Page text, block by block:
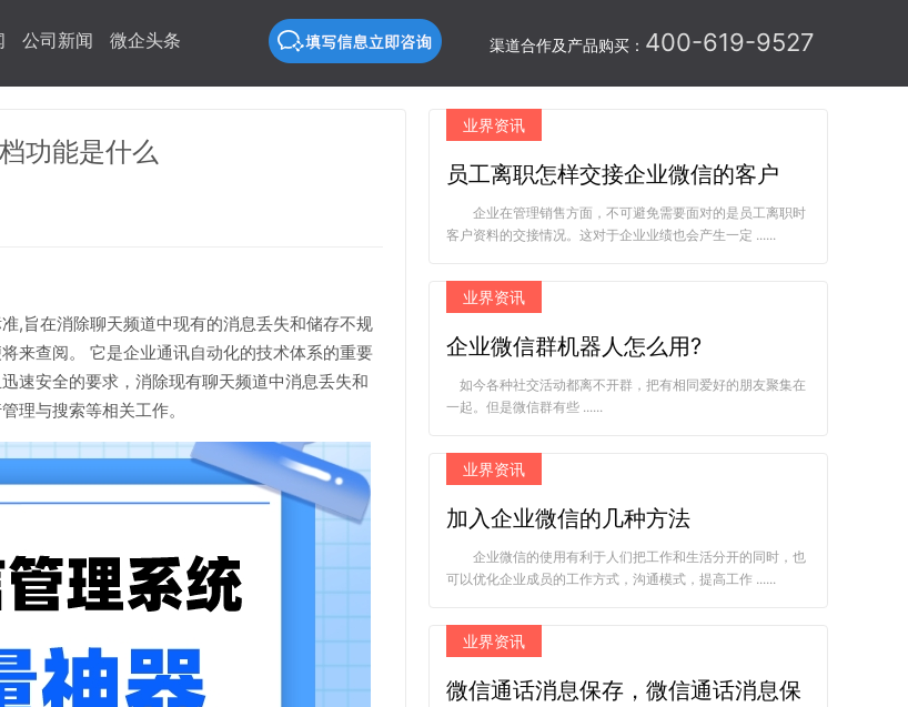
渠道合作及产品购买： 400-619-9527
公司新闻 微企头条
功能是什么
,旨在消除聊天频道中现有的消息丢失和储存不规
来查阅。 它是企业通讯自动化的技术体系的重要
速安全的要求，消除现有聊天频道中消息丢失和
理与搜索等相关工作。
业界资讯
员工离职怎样交接企业微信的客户
企业在管理销售方面，不可避免需要面对的是员工离职时
客户资料的交接情况。这对于企业业绩也会产生一定 ......
业界资讯
企业微信群机器人怎么用?
如今各种社交活动都离不开群，把有相同爱好的朋友聚集在
一起。但是微信群有些 ......
业界资讯
加入企业微信的几种方法
企业微信的使用有利于人们把工作和生活分开的同时，也
可以优化企业成员的工作方式，沟通模式，提高工作 ......
业界资讯
微信通话消息保存，微信通话消息保